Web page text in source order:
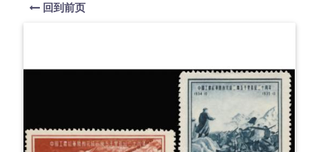
回到前页